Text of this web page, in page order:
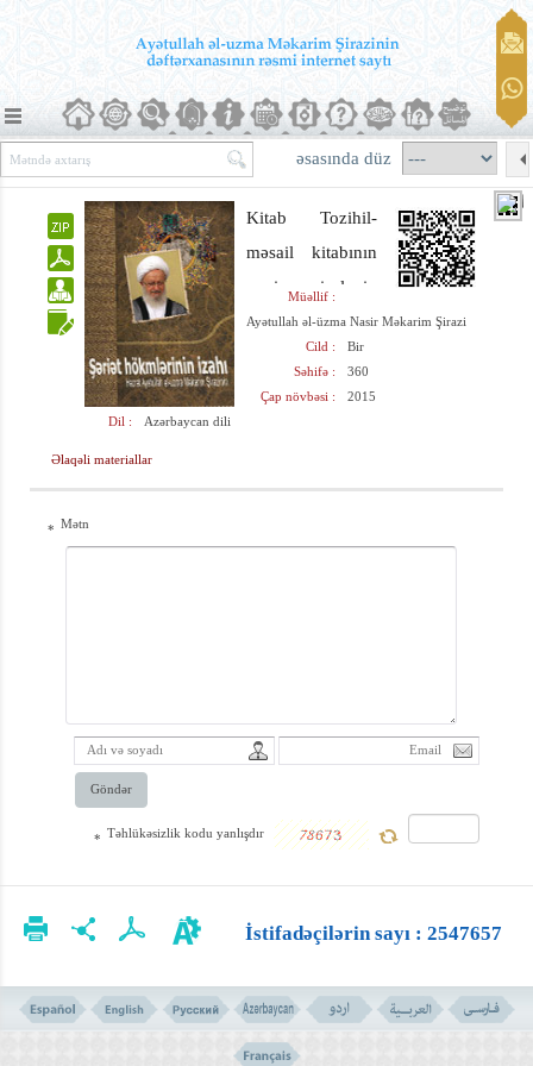
əsasında düz
Kitab Tozihil-
məsail kitabının
yəni risalənin
Azərbaycan
tərcüməsidir.
şəkildə izah
Müəllif :
Ayətullah əl-üzma Nasir Məkarim Şirazi
Cild :
Bir
Səhifə :
360
Çap növbəsi :
2015
Dil :
Azərbaycan dili
Əlaqəli materiallar
* Mətn
Göndər
* Təhlükəsizlik kodu yanlışdır
İstifadəçilərin sayı : 2547657